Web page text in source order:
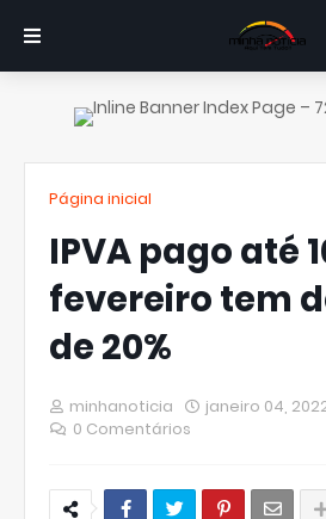
Página inicial
IPVA pago até
fevereiro tem
de 20%
minhanoticia
janeiro 04,
0 Comentários